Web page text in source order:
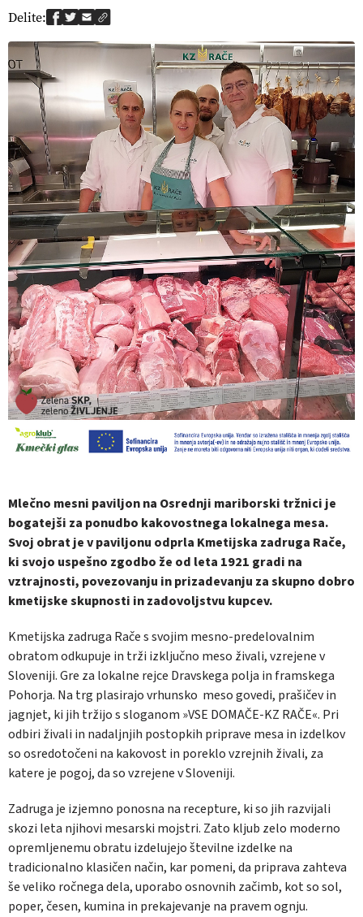
Delite:
Mlečno mesni paviljon na Osrednji mariborski tržnici je
bogatejši za ponudbo kakovostnega lokalnega mesa.
Svoj obrat je v paviljonu odprla Kmetijska zadruga Rače,
ki svojo uspešno zgodbo že od leta 1921 gradi na
vztrajnosti, povezovanju in prizadevanju za skupno dobro
kmetijske skupnosti in zadovoljstvu kupcev.
Kmetijska zadruga Rače s svojim mesno-predelovalnim
obratom odkupuje in trži izključno meso živali, vzrejene v
Sloveniji. Gre za lokalne rejce Dravskega polja in framskega
Pohorja. Na trg plasirajo vrhunsko meso govedi, prašičev in
jagnjet, ki jih tržijo s sloganom »VSE DOMAČE-KZ RAČE«. Pri
odbiri živali in nadaljnjih postopkih priprave mesa in izdelkov
so osredotočeni na kakovost in poreklo vzrejnih živali, za
katere je pogoj, da so vzrejene v Sloveniji.
Zadruga je izjemno ponosna na recepture, ki so jih razvijali
skozi leta njihovi mesarski mojstri. Zato kljub zelo moderno
opremljenemu obratu izdelujejo številne izdelke na
tradicionalno klasičen način, kar pomeni, da priprava zahteva
še veliko ročnega dela, uporabo osnovnih začimb, kot so sol,
poper, česen, kumina in prekajevanje na pravem ognju.